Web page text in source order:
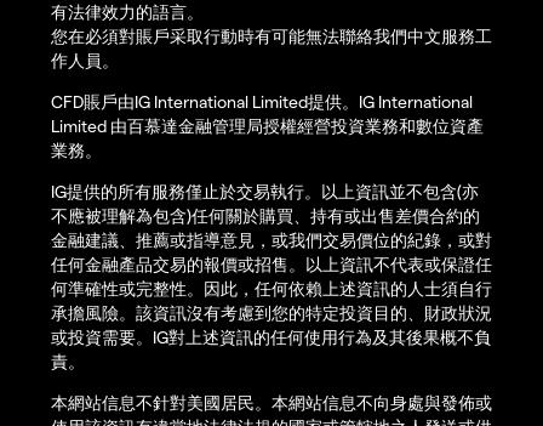
有法律效力的語言。
您在必須對賬戶采取行動時有可能無法聯絡我們中文服務工
作人員。
CFD賬戶由IG International Limited提供。IG International
Limited 由百慕達金融管理局授權經營投資業務和數位資產
業務。
IG提供的所有服務僅止於交易執行。以上資訊並不包含(亦
不應被理解為包含)任何關於購買、持有或出售差價合約的
金融建議、推薦或指導意見，或我們交易價位的紀錄，或對
任何金融產品交易的報價或招售。以上資訊不代表或保證任
何準確性或完整性。因此，任何依賴上述資訊的人士須自行
承擔風險。該資訊沒有考慮到您的特定投資目的、財政狀況
或投資需要。IG對上述資訊的任何使用行為及其後果概不負
責。
本網站信息不針對美國居民。本網站信息不向身處與發佈或